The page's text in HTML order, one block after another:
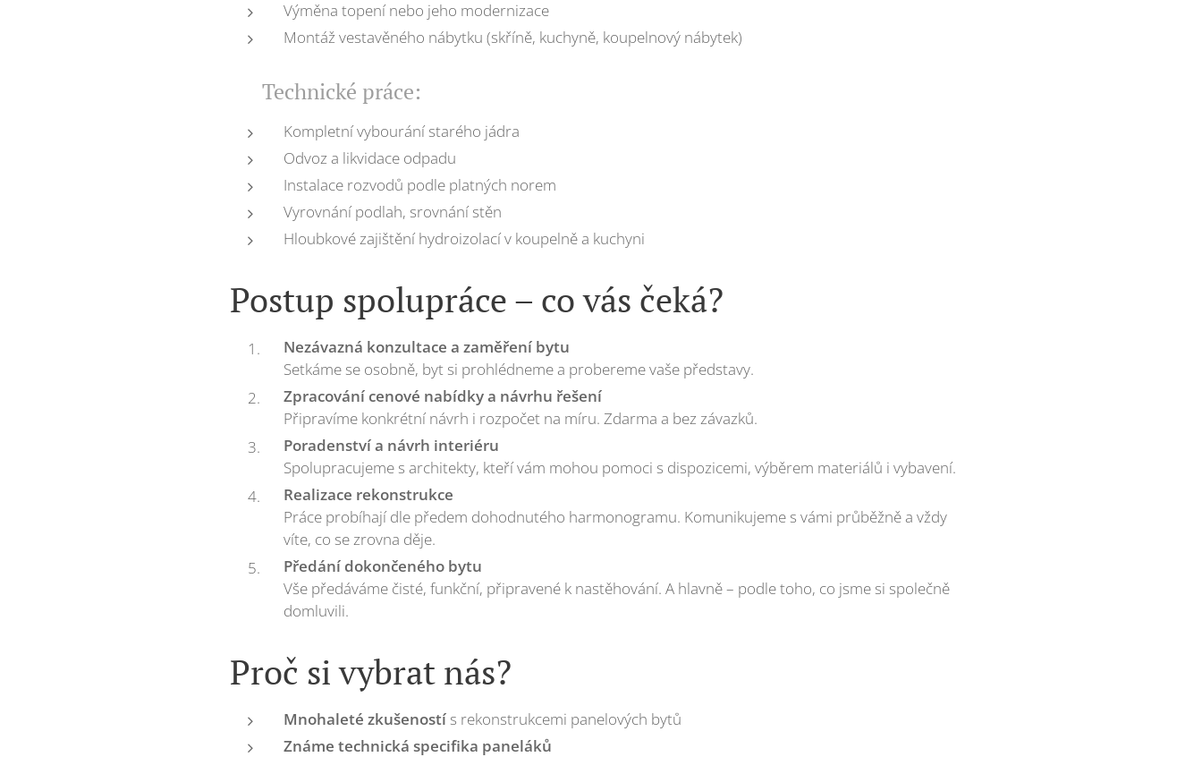
Výměna topení nebo jeho modernizace
Montáž vestavěného nábytku (skříně, kuchyně, koupelnový nábytek)
🔧 Technické práce:
Kompletní vybourání starého jádra
Odvoz a likvidace odpadu
Instalace rozvodů podle platných norem
Vyrovnání podlah, srovnání stěn
Hloubkové zajištění hydroizolací v koupelně a kuchyni
Postup spolupráce – co vás čeká?
Nezávazná konzultace a zaměření bytu
Setkáme se osobně, byt si prohlédneme a probereme vaše představy.
Zpracování cenové nabídky a návrhu řešení
Připravíme konkrétní návrh i rozpočet na míru. Zdarma a bez závazků.
Poradenství a návrh interiéru
Spolupracujeme s architekty, kteří vám mohou pomoci s dispozicemi, výběrem materiálů i vybavení.
Realizace rekonstrukce
Práce probíhají dle předem dohodnutého harmonogramu. Komunikujeme s vámi průběžně a vždy
víte, co se zrovna děje.
Předání dokončeného bytu
Vše předáváme čisté, funkční, připravené k nastěhování. A hlavně – podle toho, co jsme si společně
domluvili.
Proč si vybrat nás?
Mnohaleté zkušeností s rekonstrukcemi panelových bytů
Známe technická specifika paneláků